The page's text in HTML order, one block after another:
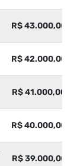
R$ 43.000,00
R$ 42.000,00
R$ 41.000,00
R$ 40.000,00
R$ 39.000,00